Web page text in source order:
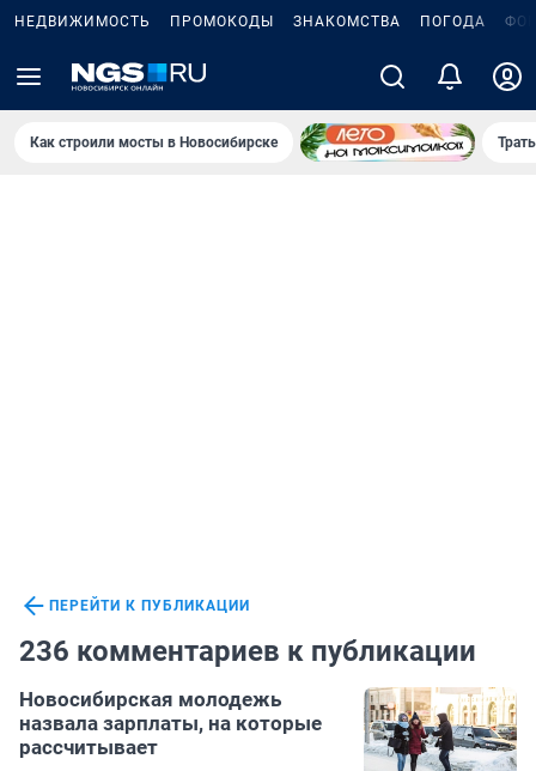
НЕДВИЖИМОСТЬ ПРОМОКОДЫ ЗНАКОМСТВА ПОГОДА
Как строили мосты в Новосибирске
ПЕРЕЙТИ К ПУБЛИКАЦИИ
236 комментариев к публикации
Новосибирская молодежь
назвала зарплаты, на которые
рассчитывает